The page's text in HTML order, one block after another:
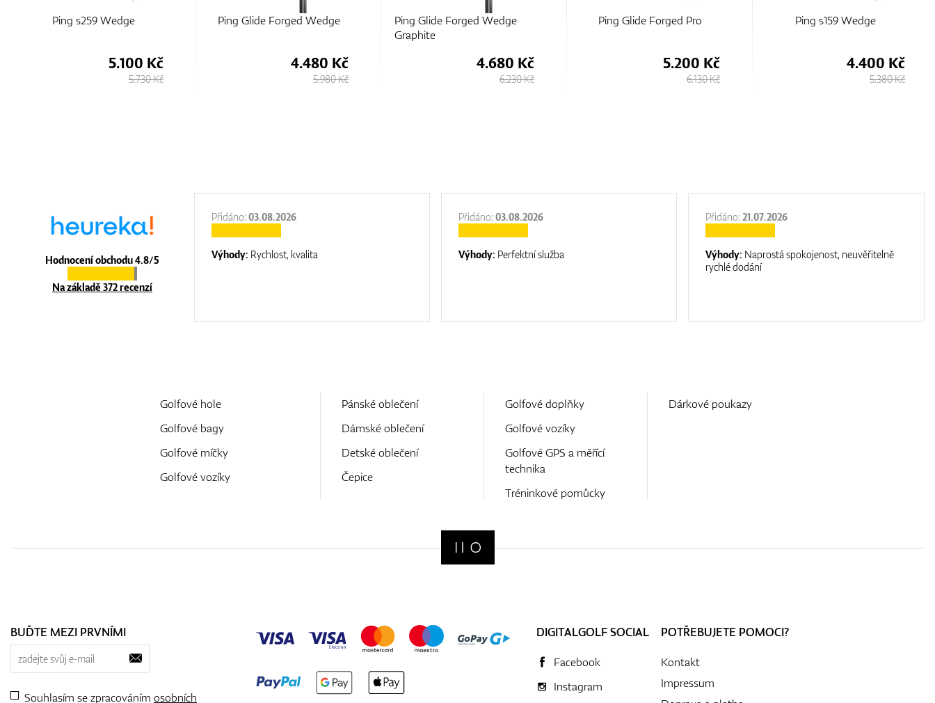
Ping s259 Wedge
5.100 Kč
5.730 Kč
Ping Glide Forged Wedge
4.480 Kč
5.980 Kč
Ping Glide Forged Wedge
Graphite
4.680 Kč
6.230 Kč
Ping Glide Forged Pro
5.200 Kč
6.130 Kč
Ping s159 Wedge
4.400 Kč
5.380 Kč
Hodnocení obchodu 4.8/5
Na základě 372 recenzí
Přidáno:03.08.2026
Výhody: Rychlost, kvalita
Přidáno:03.08.2026
Výhody: Perfektní služba
Přidáno:21.07.2026
Výhody: Naprostá spokojenost, neuvěřitelně
rychlé dodání
Golfové hole
Golfové bagy
Golfové míčky
Golfové vozíky
Pánské oblečení
Dámské oblečení
Detské oblečení
Čepice
Golfové doplňky
Golfové vozíky
Golfové GPS a měřící
technika
Tréninkové pomůcky
Dárkové poukazy
BUĎTE MEZI PRVNÍMI
Souhlasím se zpracováním osobních
DIGITALGOLF SOCIAL
Facebook
Instagram
POTŘEBUJETE POMOCI?
Kontakt
Impressum